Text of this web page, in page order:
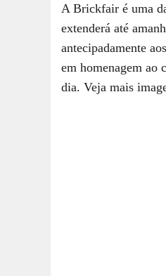
A Brickfair é uma
extenderá até
antecipadamente
em homenagem ao
dia. Veja mais